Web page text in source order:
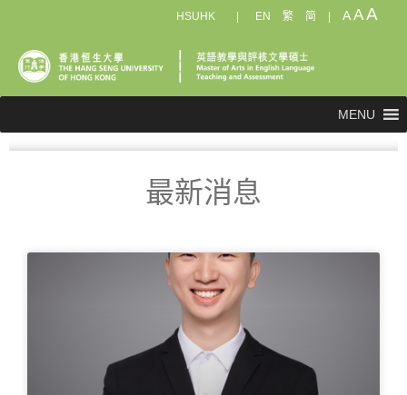
HSUHK EN 繁 简 AAA
MENU
最新消息